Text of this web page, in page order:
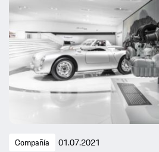
Compañía 01.07.2021